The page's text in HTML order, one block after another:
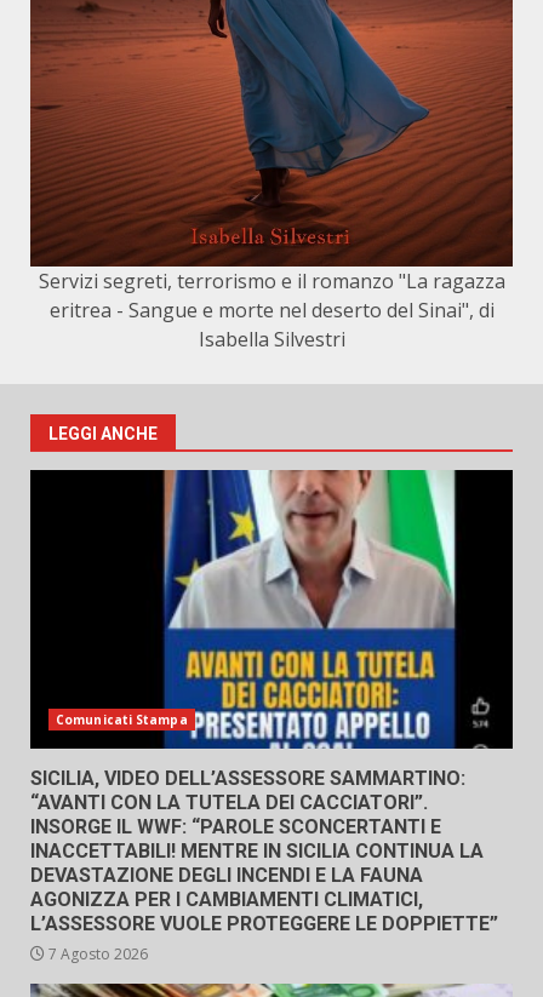
Servizi segreti, terrorismo e il romanzo "La ragazza
eritrea - Sangue e morte nel deserto del Sinai", di
Isabella Silvestri
LEGGI ANCHE
Comunicati Stampa
SICILIA, VIDEO DELL’ASSESSORE SAMMARTINO:
“AVANTI CON LA TUTELA DEI CACCIATORI”.
INSORGE IL WWF: “PAROLE SCONCERTANTI E
INACCETTABILI! MENTRE IN SICILIA CONTINUA LA
DEVASTAZIONE DEGLI INCENDI E LA FAUNA
AGONIZZA PER I CAMBIAMENTI CLIMATICI,
L’ASSESSORE VUOLE PROTEGGERE LE DOPPIETTE”
7 Agosto 2026